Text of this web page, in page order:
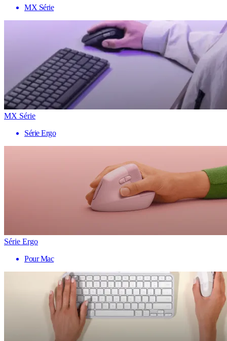
MX Série
MX Série
Série Ergo
Série Ergo
Pour Mac